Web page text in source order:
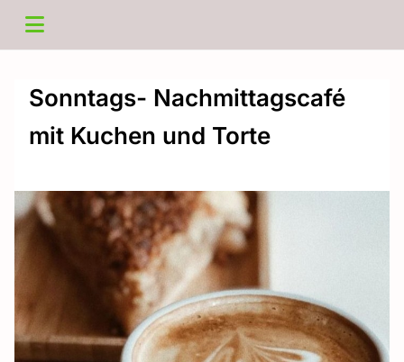
Sonntags- Nachmittagscafé
mit Kuchen und Torte